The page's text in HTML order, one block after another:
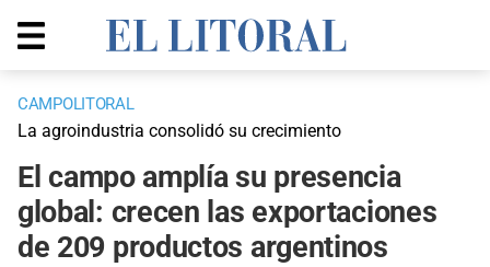
CAMPOLITORAL
La agroindustria consolidó su crecimiento
El campo amplía su presencia
global: crecen las exportaciones
de 209 productos argentinos